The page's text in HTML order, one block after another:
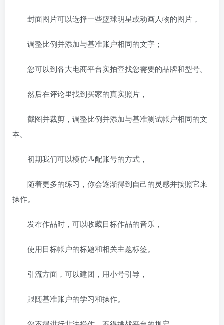
封面图片可以选择一些篮球明星或动画人物的图片，
调整比例并添加与基准账户相同的文字；
您可以到各大电商平台实拍查找您需要的品牌和型号。
然后在评论里找到买家的真实照片，
截图并裁剪，调整比例并添加与基准测试帐户相同的文
本。
初期我们可以模仿匹配账号的方式，
随着更多的练习，你会逐渐得到自己的灵感并按照它来
操作。
发布作品时，可以收藏目标作品的音乐，
使用目标帐户的标题和相关主题标签。
引流方面，可以建团，用小号引导，
跟随基准账户的学习和操作。